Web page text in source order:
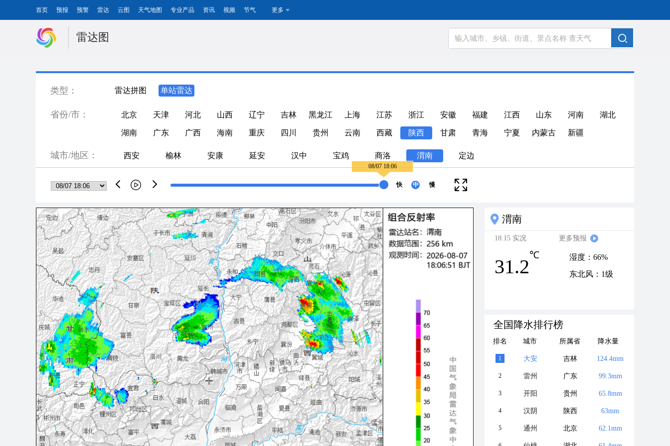
首页 预报 预警 雷达 云图 天气地图 专业产品 资讯 视频 节气 更多
雷达图
类型： 雷达拼图 单站雷达
省份/市： 北京 天津 河北 山西 辽宁 吉林 黑龙江 上海 江苏 浙江 安徽 福建 江西 山东 河南 湖北
湖南 广东 广西 海南 重庆 四川 贵州 云南 西藏 陕西 甘肃 青海 宁夏 内蒙古 新疆
城市/地区： 西安 榆林 安康 延安 汉中 宝鸡 商洛 渭南 定边
08/07 18:06
渭南
18:15 实况 更多预报
31.2
℃
湿度：66%
东北风：1级
全国降水排行榜
排名 城市 所属省 降水量
1 大安 吉林 124.4mm
2 雷州 广东 99.3mm
3 开阳 贵州 65.8mm
4 汉阴 陕西 63mm
5 通州 北京 62.1mm